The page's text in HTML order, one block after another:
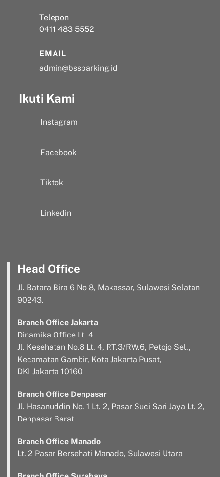
Telepon
0411 483 5552
EMAIL
admin@bssparking.id
Ikuti Kami
Instagram
Facebook
Tiktok
Linkedin
Head Office
Jl. Batara Bira 6 No 8, Makassar, Sulawesi Selatan
90243.
Branch Office Jakarta
Dinamika Office Lt. 4
Jl. Kesehatan No.8 Lt. 4, RT.3/RW.6, Petojo Sel.,
Kecamatan Gambir, Kota Jakarta Pusat,
DKI Jakarta 10160
Branch Office Denpasar
Jl. Hasanuddin No. 1 Lt. 2, Pasar Suci Sari Jaya Lt. 2,
Denpasar Barat
Branch Office Manado
Lt. 2 Pasar Bersehati Manado, Sulawesi Utara